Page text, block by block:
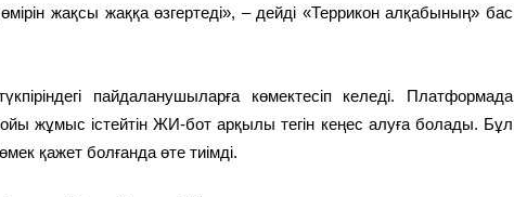
жақсы жаққа өзгертеді», – дейді «Террикон алқабының» бас
пайдаланушыларға көмектесіп келеді. Платформада
жұмыс істейтін ЖИ-бот арқылы тегін кеңес алуға болады. Бұл
қажет болғанда өте тиімді.